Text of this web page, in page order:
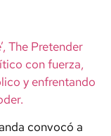
The Pretender
con fuerza,
y enfrentando
convocó a